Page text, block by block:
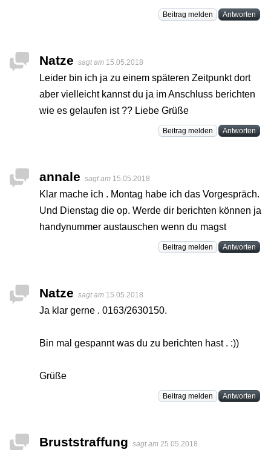
Beitrag melden Antworten
Natze sagt am 15.05.2018
Leider bin ich ja zu einem späteren Zeitpunkt dort
aber vielleicht kannst du ja im Anschluss berichten
wie es gelaufen ist ?? Liebe Grüße
Beitrag melden Antworten
annale sagt am 15.05.2018
Klar mache ich . Montag habe ich das Vorgespräch.
Und Dienstag die op. Werde dir berichten können ja
handynummer austauschen wenn du magst
Beitrag melden Antworten
Natze sagt am 15.05.2018
Ja klar gerne . 0163/2630150.
Bin mal gespannt was du zu berichten hast . :))
Grüße
Beitrag melden Antworten
Bruststraffung sagt am 25.05.2018